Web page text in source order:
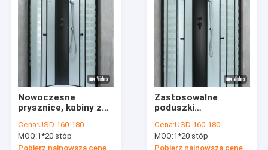
Nowoczesne
prysznice, kabiny z
drukarstwem i czarną
ramą
Cena:USD 160-180
MOQ:1*20 stóp
Pobierz najnowszą cenę
Zastosowalne
poduszki
szkłem drukarskim i
czarną ramą
Cena:USD 160-180
MOQ:1*20 stóp
Pobierz najnowszą cenę